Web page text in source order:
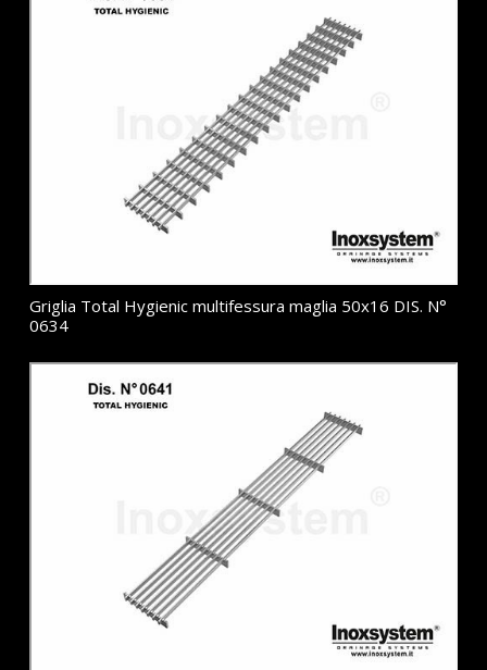
Griglia Total Hygienic multifessura maglia 50x16 DIS. N°
0634